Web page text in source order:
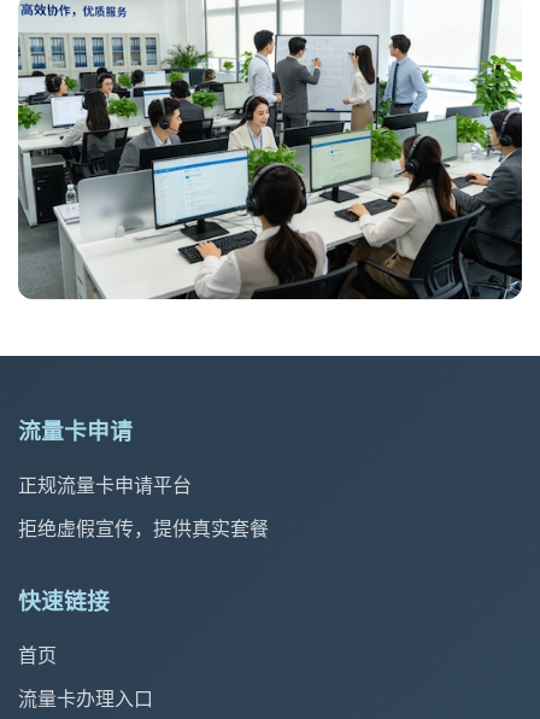
流量卡申请
正规流量卡申请平台
拒绝虚假宣传，提供真实套餐
快速链接
首页
流量卡办理入口